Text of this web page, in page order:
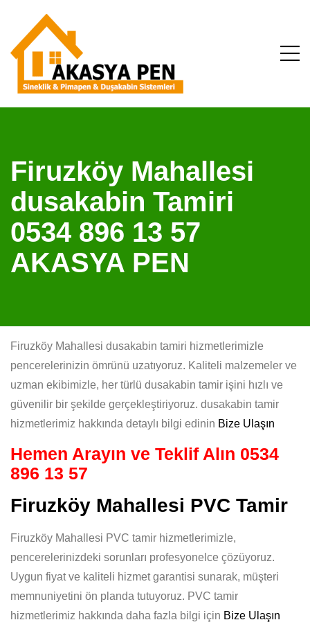
Firuzköy Mahallesi
dusakabin Tamiri
0534 896 13 57
AKASYA PEN
Firuzköy Mahallesi dusakabin tamiri hizmetlerimizle
pencerelerinizin ömrünü uzatıyoruz. Kaliteli malzemeler ve
uzman ekibimizle, her türlü dusakabin tamir işini hızlı ve
güvenilir bir şekilde gerçekleştiriyoruz. dusakabin tamir
hizmetlerimiz hakkında detaylı bilgi edinin Bize Ulaşın
Hemen Arayın ve Teklif Alın 0534
896 13 57
Firuzköy Mahallesi PVC Tamir
Firuzköy Mahallesi PVC tamir hizmetlerimizle,
pencerelerinizdeki sorunları profesyonelce çözüyoruz.
Uygun fiyat ve kaliteli hizmet garantisi sunarak, müşteri
memnuniyetini ön planda tutuyoruz. PVC tamir
hizmetlerimiz hakkında daha fazla bilgi için Bize Ulaşın